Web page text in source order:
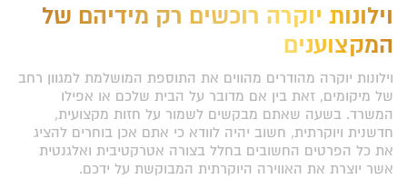
וילונות יוקרה רוכשים רק מידיהם של
המקצוענים
וילונות יוקרה מהודרים מהווים את התוספת המושלמת למגוון רחב
של מיקומים, זאת בין אם מדובר על הבית שלכם או אפילו
המשרד. בשעה שאתם מבקשים לשמור על חזות מקצועית,
חדשנית ויוקרתית, חשוב יהיה לוודא כי אתם אכן בוחרים להציג
את כל הפרטים החשובים בחלל בצורה אטרקטיבית ואלגנטית
אשר יוצרת את האווירה היוקרתית המבוקשת על ידכם.